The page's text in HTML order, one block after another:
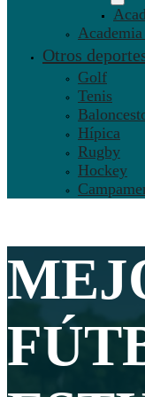
Otros
Golf
Tenis
Hípica
Rugby
Hockey